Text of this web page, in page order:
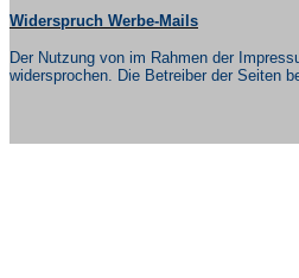
Widerspruch Werbe-Mails
Der Nutzung von im Rahmen der
widersprochen. Die Betreiber der Seiten